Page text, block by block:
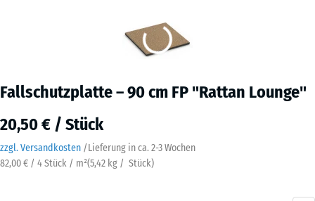
Fallschutzplatte – 90 cm FP "Rattan Lounge"
20,50 € / Stück
zzgl. Versandkosten /Lieferung in ca. 2-3 Wochen
82,00 € / 4 Stück / m²(5,42 kg / Stück)